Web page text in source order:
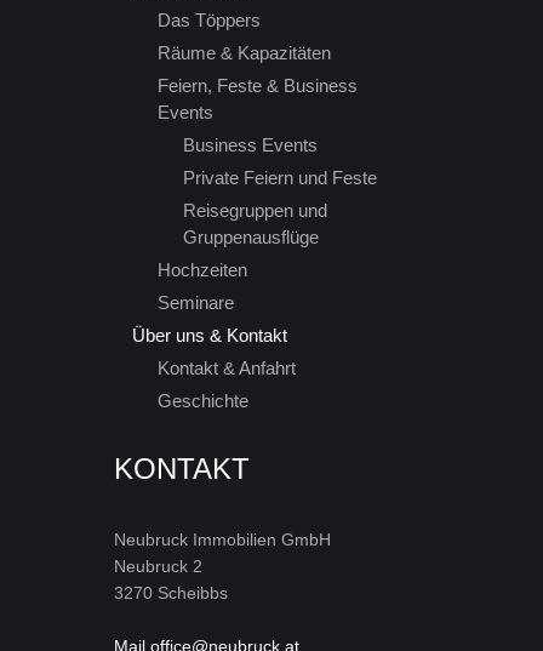
Das Töppers
Räume & Kapazitäten
Feiern, Feste & Business
Events
Business Events
Private Feiern und Feste
Reisegruppen und
Gruppenausflüge
Hochzeiten
Seminare
Über uns & Kontakt
Kontakt & Anfahrt
Geschichte
KONTAKT
Neubruck Immobilien GmbH
Neubruck 2
3270 Scheibbs
Mail office@neubruck.at